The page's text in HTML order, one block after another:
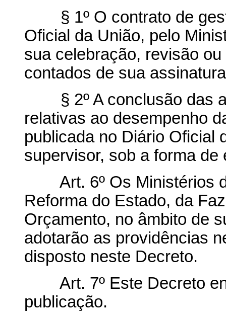
§ 1º O contrato de
Oficial da União, pelo
sua celebração, revisão
contados de sua
§ 2º A conclusão das
relativas ao desempenho
publicada no Diário Oficial
supervisor, sob a forma de
Art. 6º Os Ministérios
Reforma do Estado, da
Orçamento, no âmbito de
adotarão as providências
disposto neste Decreto.
Art. 7º Este Decreto
publicação.